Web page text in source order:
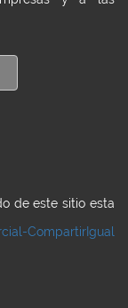
de este sitio esta
CompartirIgual